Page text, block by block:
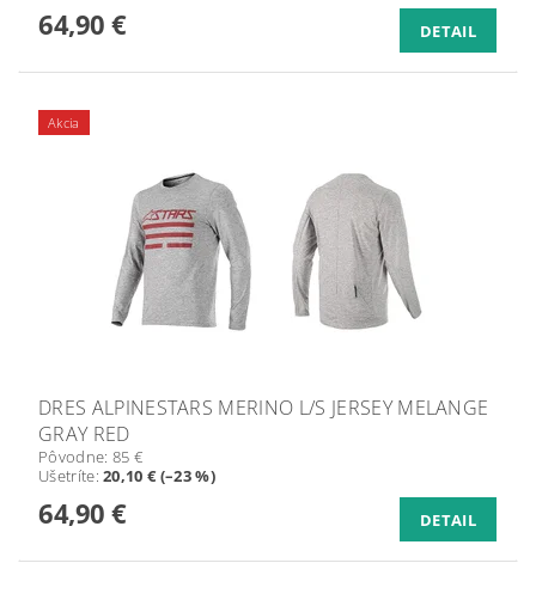
64,90 € DETAIL
Akcia
DRES ALPINESTARS MERINO L/S JERSEY MELANGE
GRAY RED
Pôvodne: 85 €
Ušetríte:20,10 € (–23 %)
64,90 € DETAIL